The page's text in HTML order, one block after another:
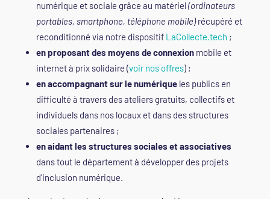
numérique et sociale grâce au matériel(ordinateurs
portables, smartphone, téléphone mobile)récupéré et
reconditionné via notre dispositif LaCollecte.tech ;
en proposant des moyens de connexionmobile et
internet à prix solidaire (voir nos offres) ;
en accompagnant sur le numériqueles publics en
difficulté à travers des ateliers gratuits, collectifs et
individuels dans nos locaux et dans des structures
sociales partenaires ;
en aidant les structures sociales et associatives
dans tout le département à développer des projets
d’inclusion numérique.